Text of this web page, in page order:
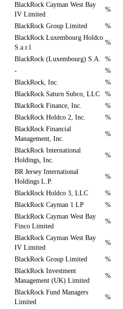
BlackRock Cayman West Bay
IV Limited
%
BlackRock Group Limited %
BlackRock Luxembourg Holdco
S.a.r.l.
%
BlackRock (Luxembourg) S.A. %
-
%
BlackRock, Inc.
%
BlackRock Saturn Subco, LLC
%
BlackRock Finance, Inc.
%
BlackRock Holdco 2, Inc.
%
BlackRock Financial
Management, Inc.
%
BlackRock International
Holdings, Inc.
%
BR Jersey International
Holdings L.P.
%
BlackRock Holdco 3, LLC %
BlackRock Cayman 1 LP
%
BlackRock Cayman West Bay
Finco Limited
%
BlackRock Cayman West Bay
IV Limited
%
BlackRock Group Limited %
BlackRock Investment
Management (UK) Limited
%
BlackRock Fund Managers
Limited
%